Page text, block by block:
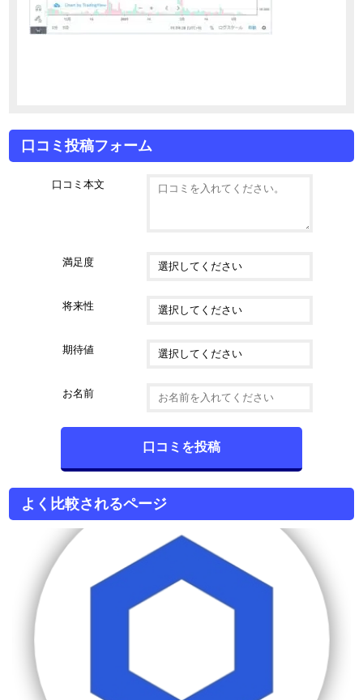
口コミ投稿フォーム
口コミ本文
満足度
将来性
期待値
お名前
よく比較されるページ